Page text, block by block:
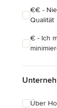
€€ -
Qualität
€ - Ich
Über